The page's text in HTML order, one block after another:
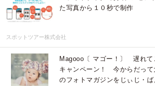
た写真から１０秒で制作
スポットツアー株式会社
Magooo〔 マゴー！〕 遅れて
キャンペーン！ 今からだって
のフォトマガジンをじぃじ・ば